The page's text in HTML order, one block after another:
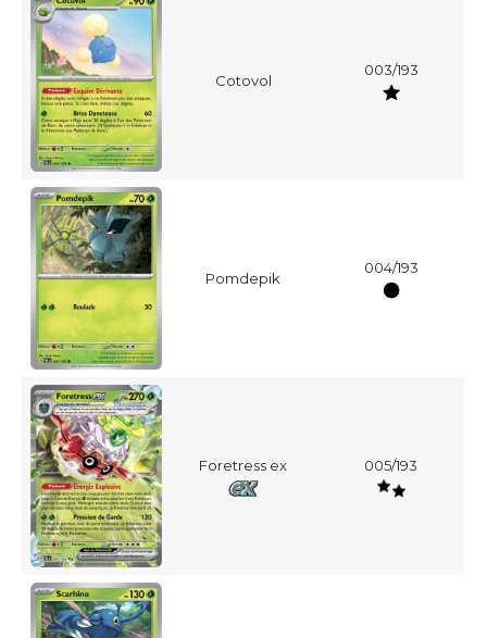
Cotovol
003/193
Pomdepik
004/193
Foretress ex 005/193